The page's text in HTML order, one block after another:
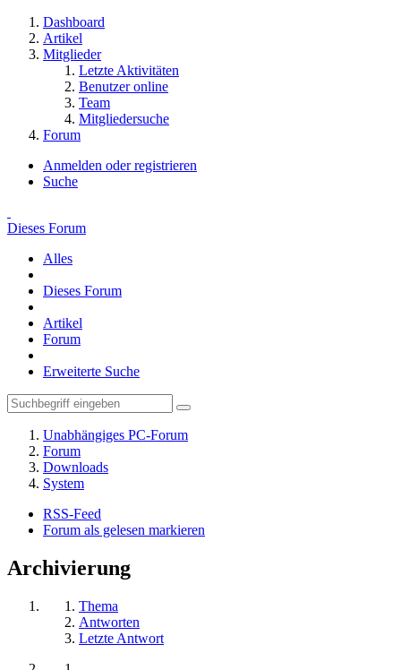
Dashboard
Artikel
Mitglieder
Letzte Aktivitäten
Benutzer online
Team
Mitgliedersuche
Forum
Anmelden oder registrieren
Suche
Dieses Forum
Alles
Dieses Forum
Artikel
Forum
Erweiterte Suche
Unabhängiges PC-Forum
Forum
Downloads
System
RSS-Feed
Forum als gelesen markieren
Archivierung
Thema
Antworten
Letzte Antwort